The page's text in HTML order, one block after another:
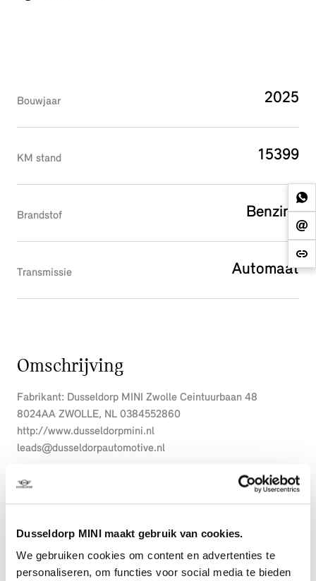
Dusseldorp MINI maakt gebruik van cookies.
We gebruiken cookies om content en advertenties te
personaliseren, om functies voor social media te bieden
2025
Bouwjaar
15399
KM stand
Benzine
Brandstof
Automaat
Transmissie
Omschrijving
Fabrikant: Dusseldorp MINI Zwolle Ceintuurbaan 48
8024AA ZWOLLE, NL 0384552860
http://www.dusseldorpmini.nl
leads@dusseldorpautomotive.nl
Bij het ontwerpen van de MINI Cooper stonden uw comfort
Bestuurder en bijrijder krijgen een warm welkom: deze MINI
Cooper is voorzien van verwarmbare voorstoelen. Het glazen
panoramadak laat u genieten van een wijds uitzicht en meer